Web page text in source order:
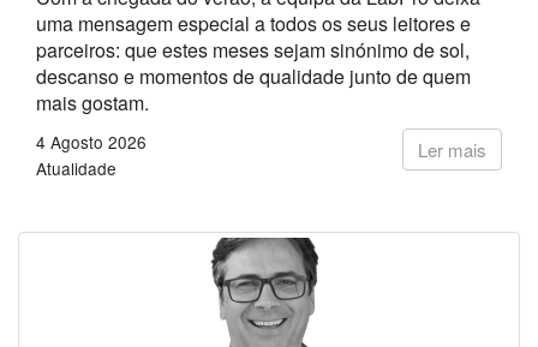
uma mensagem especial a todos os seus leitores e
parceiros: que estes meses sejam sinónimo de sol,
descanso e momentos de qualidade junto de quem
mais gostam.
Ler mais
4 Agosto 2026
Atualidade